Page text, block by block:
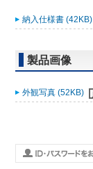
納入仕様書 (42KB)
製品画像
外観写真 (52KB)